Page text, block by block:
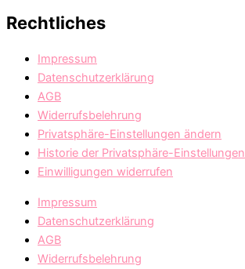
Rechtliches
Impressum
Datenschutzerklärung
AGB
Widerrufsbelehrung
Privatsphäre-Einstellungen ändern
Historie der Privatsphäre-Einstellungen
Einwilligungen widerrufen
Impressum
Datenschutzerklärung
AGB
Widerrufsbelehrung